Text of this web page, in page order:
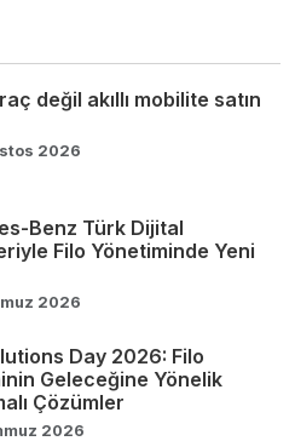
değil akıllı mobilite satın
2026
Benz Türk Dijital
Filo Yönetiminde Yeni
2026
Day 2026: Filo
Geleceğine Yönelik
Çözümler
2026